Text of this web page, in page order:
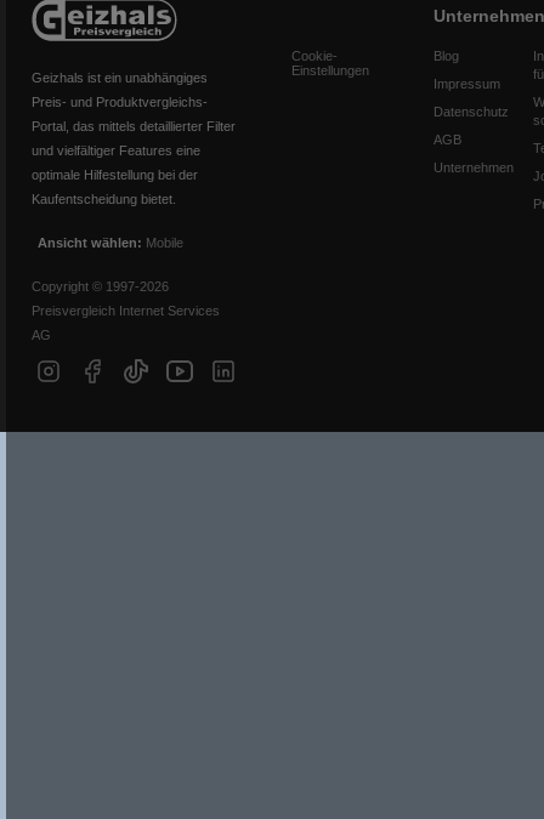
Geizhals ist ein unabhängiges
Preis- und Produktvergleichs-
Portal, das mittels detaillierter Filter
und vielfältiger Features eine
optimale Hilfestellung bei der
Kaufentscheidung bietet.
Ansicht wählen: Mobile
Copyright © 1997-2026
Preisvergleich Internet Services
AG
Cookie-
Einstellungen
Unternehmen
Blog
Impressum
Datenschutz
AGB
Unternehmen